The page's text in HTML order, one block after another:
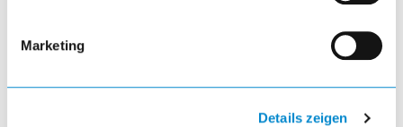
Marketing
Details zeigen